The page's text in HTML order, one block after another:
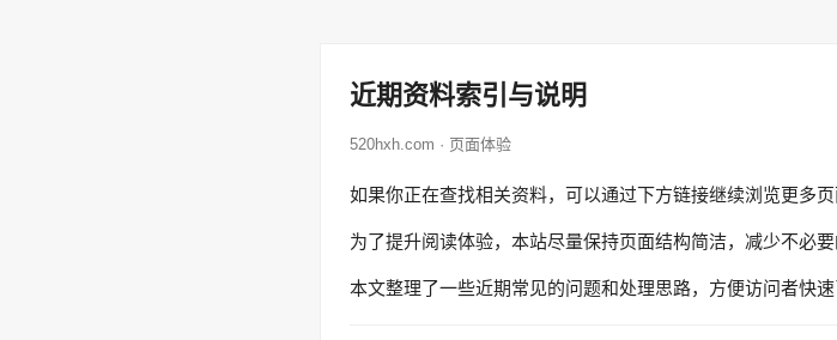
近期资料索引与说明
520hxh.com · 页面体验
如果你正在查找相关资料，可以通过下方链接继续浏览更多页
为了提升阅读体验，本站尽量保持页面结构简洁，减少不必要
本文整理了一些近期常见的问题和处理思路，方便访问者快速